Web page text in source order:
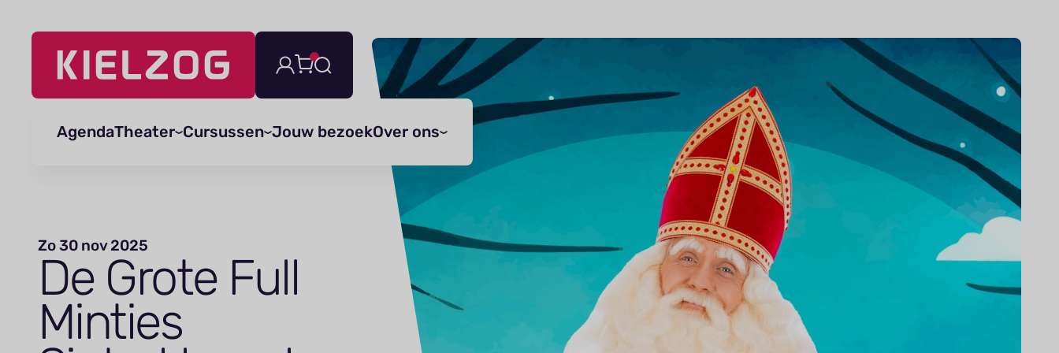
Navigatie
AgendaTheater Cursussen Jouw bezoekOver ons
Zo 30 nov 2025
De Grote Full
Minties